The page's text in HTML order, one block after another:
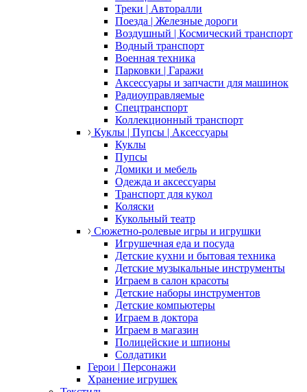
Треки | Авторалли
Поезда | Железные дороги
Воздушный | Космический транспорт
Водный транспорт
Военная техника
Парковки | Гаражи
Аксессуары и запчасти для машинок
Радиоуправляемые
Спецтранспорт
Коллекционный транспорт
Куклы | Пупсы | Аксессуары
Куклы
Пупсы
Домики и мебель
Одежда и аксессуары
Транспорт для кукол
Коляски
Кукольный театр
Сюжетно-ролевые игры и игрушки
Игрушечная еда и посуда
Детские кухни и бытовая техника
Детские музыкальные инструменты
Играем в салон красоты
Детские наборы инструментов
Детские компьютеры
Играем в доктора
Играем в магазин
Полицейские и шпионы
Солдатики
Герои | Персонажи
Хранение игрушек